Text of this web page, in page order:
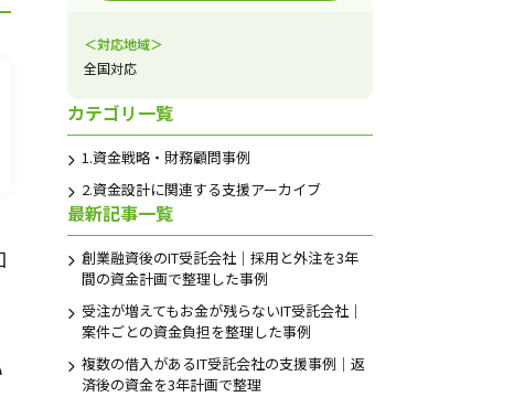
＜対応地域＞
全国対応
カテゴリ一覧
1.資金戦略・財務顧問事例
2.資金設計に関連する支援アーカイブ
最新記事一覧
創業融資後のIT受託会社｜採用と外注を3年
間の資金計画で整理した事例
受注が増えてもお金が残らないIT受託会社｜
案件ごとの資金負担を整理した事例
複数の借入があるIT受託会社の支援事例｜返
済後の資金を3年計画で整理